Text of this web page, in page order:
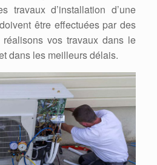
travaux d’installation d’une
être effectuées par des
réalisons vos travaux dans le
dans les meilleurs délais.